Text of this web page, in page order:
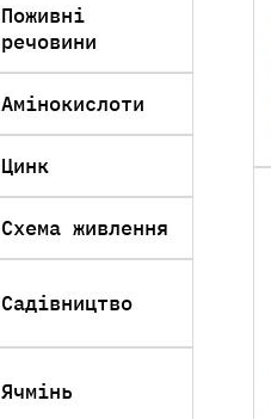
Поживні
речовини
Амінокислоти
Цинк
Схема живлення
Садівництво
Ячмінь